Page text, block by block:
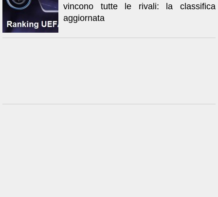
vincono tutte le rivali: la classifica
aggiornata